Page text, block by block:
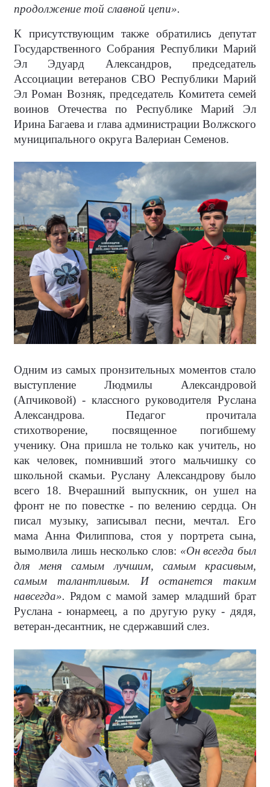
продолжение той славной цепи».
К присутствующим также обратились депутат
Государственного Собрания Республики Марий
Эл Эдуард Александров, председатель
Ассоциации ветеранов СВО Республики Марий
Эл Роман Возняк, председатель Комитета семей
воинов Отечества по Республике Марий Эл
Ирина Багаева и глава администрации Волжского
муниципального округа Валериан Семенов.
Одним из самых пронзительных моментов стало
выступление Людмилы Александровой
(Апчиковой) - классного руководителя Руслана
Александрова. Педагог прочитала
стихотворение, посвященное погибшему
ученику. Она пришла не только как учитель, но
как человек, помнивший этого мальчишку со
школьной скамьи. Руслану Александрову было
всего 18. Вчерашний выпускник, он ушел на
фронт не по повестке - по велению сердца. Он
писал музыку, записывал песни, мечтал. Его
мама Анна Филиппова, стоя у портрета сына,
вымолвила лишь несколько слов: «Он всегда был
для меня самым лучшим, самым красивым,
самым талантливым. И останется таким
навсегда». Рядом с мамой замер младший брат
Руслана - юнармеец, а по другую руку - дядя,
ветеран-десантник, не сдержавший слез.